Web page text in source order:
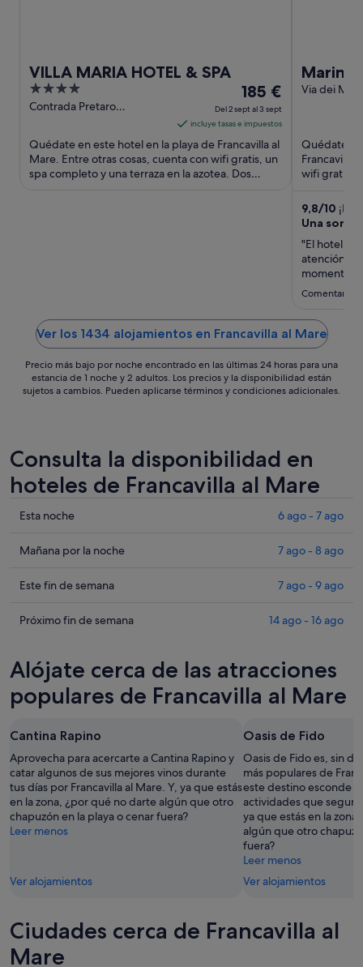
VILLA MARIA HOTEL & SPA
4
out
5
Contrada Pretaro
El
precio
es
de
185 €
por
185 €
Del 2 sept al 3 sept
incluye tasas e impuestos
Quédate en este hotel en la playa de Francavilla al
Mare. Entre otras cosas, cuenta con wifi gratis, un
spa completo y una terraza en la azotea. Dos
Marina
Via dei
Quédate
Francavilla
wifi gratis,
9,8/10
Una
"El hotel
atención
momento,
muy bien.
Comentario
Ver los 1434 alojamientos en Francavilla al Mare
Precio más bajo por noche encontrado en las últimas 24 horas para una
estancia de 1 noche y 2 adultos. Los precios y la disponibilidad están
sujetos a cambios. Pueden aplicarse términos y condiciones adicionales.
Consulta la disponibilidad en
hoteles de Francavilla al Mare
Comprueba
precios
Francavilla
Mare
noche,
ago
7
ago
Esta noche 6 ago - 7 ago
Comprueba
precios
Francavilla
para
mañana
por
noche,
7
ago
-
8
ago
Mañana por la noche 7 ago - 8 ago
Comprueba
precios
al
Mare
para
fin
de
semana,
7
ago
-
9
Este fin de semana 7 ago - 9 ago
Comprueba
en
Francavilla
al
para
el
próximo
fin
de
semana,
-
Próximo fin de semana 14 ago - 16 ago
Alójate cerca de las atracciones
populares de Francavilla al Mare
Cantina Rapino
Aprovecha para acercarte a Cantina Rapino y
catar algunos de sus mejores vinos durante
tus días por Francavilla al Mare. Y, ya que estás
en la zona, ¿por qué no darte algún que otro
chapuzón en la playa o cenar fuera?
Leer menos
Ver alojamientos
Oasis de Fido
Oasis de Fido es, sin
más populares de
este destino esconde
actividades que
ya que estás en la
algún que otro
fuera?
Leer menos
Ver alojamientos
Ciudades cerca de Francavilla al
Mare